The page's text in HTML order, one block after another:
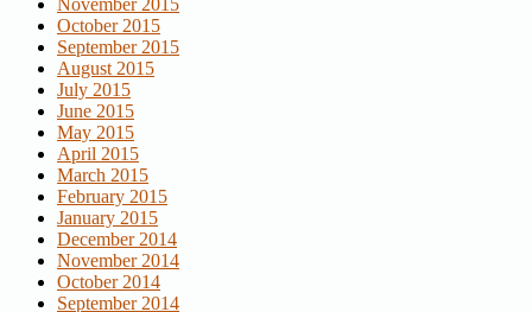
November 2015
October 2015
September 2015
August 2015
July 2015
June 2015
May 2015
April 2015
March 2015
February 2015
January 2015
December 2014
November 2014
October 2014
September 2014